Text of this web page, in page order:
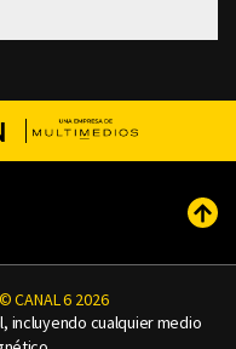
CANAL 6 2026
incluyendo cualquier medio